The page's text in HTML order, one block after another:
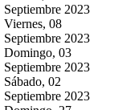
Septiembre 2023
Viernes, 08
Septiembre 2023
Domingo, 03
Septiembre 2023
Sábado, 02
Septiembre 2023